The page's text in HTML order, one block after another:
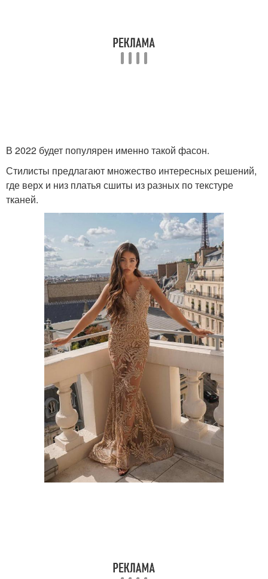
В 2022 будет популярен именно такой фасон.
Стилисты предлагают множество интересных решений,
где верх и низ платья сшиты из разных по текстуре
тканей.